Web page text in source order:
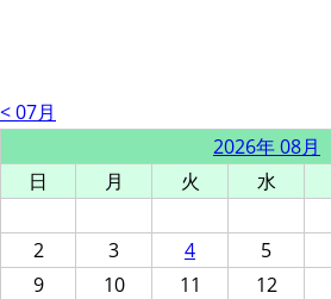
< 07月
2026年 08月
日
月 火 水
2
3 4 5
9
10 11 12